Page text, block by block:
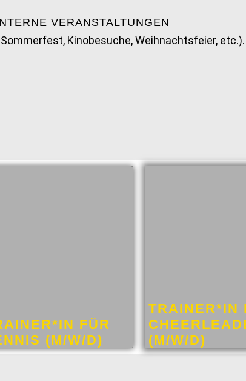
VERANSTALTUNGEN
Kinobesuche, Weihnachtsfeier, etc.).
FÜR
(M/W/D)
TRAINER*IN
(M/W/D)